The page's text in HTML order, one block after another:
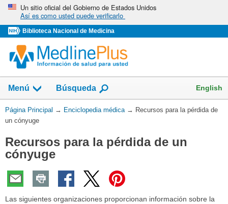
Omita
vaya
al
Contenido
Un sitio oficial del Gobierno de Estados Unidos
Así es como usted puede verificarlo
Biblioteca Nacional de Medicina
Menú Búsqueda English
Usted
está
Página Principal → Enciclopedia médica → Recursos para la pérdida de
un cónyuge
Recursos para la pérdida de un
cónyuge
Las siguientes organizaciones proporcionan información sobre la